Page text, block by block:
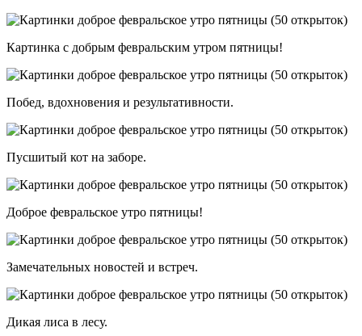
Картинка с добрым февральским утром пятницы!
Побед, вдохновения и результативности.
Пусшитый кот на заборе.
Доброе февральское утро пятницы!
Замечательных новостей и встреч.
Дикая лиса в лесу.